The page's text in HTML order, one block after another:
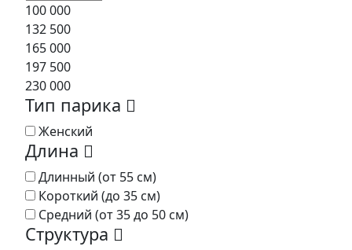
100 000
132 500
165 000
197 500
230 000
Тип парика
Женский
Длина
Длинный (от 55 см)
Короткий (до 35 см)
Средний (от 35 до 50 см)
Структура